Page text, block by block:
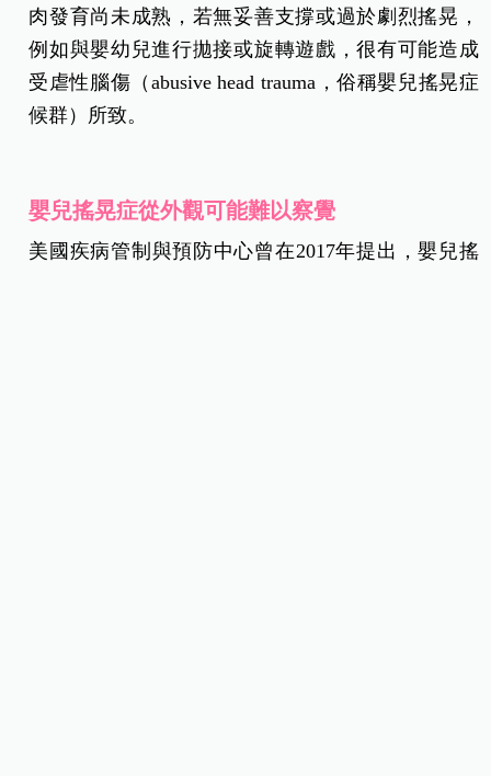
肉發育尚未成熟，若無妥善支撐或過於劇烈搖晃，
例如與嬰幼兒進行拋接或旋轉遊戲，很有可能造成
受虐性腦傷（abusive head trauma，俗稱嬰兒搖晃症
候群）所致。
嬰兒搖晃症從外觀可能難以察覺
美國疾病管制與預防中心曾在2017年提出，嬰兒搖